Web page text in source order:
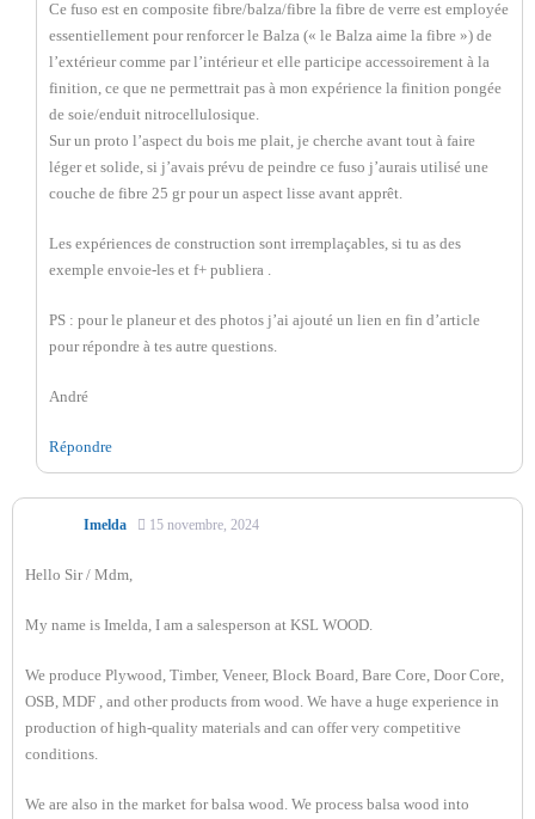
Ce fuso est en composite fibre/balza/fibre la fibre de verre est employée
essentiellement pour renforcer le Balza (« le Balza aime la fibre ») de
l’extérieur comme par l’intérieur et elle participe accessoirement à la
finition, ce que ne permettrait pas à mon expérience la finition pongée
de soie/enduit nitrocellulosique.
Sur un proto l’aspect du bois me plait, je cherche avant tout à faire
léger et solide, si j’avais prévu de peindre ce fuso j’aurais utilisé une
couche de fibre 25 gr pour un aspect lisse avant apprêt.
Les expériences de construction sont irremplaçables, si tu as des
exemple envoie-les et f+ publiera .
PS : pour le planeur et des photos j’ai ajouté un lien en fin d’article
pour répondre à tes autre questions.
André
Répondre
Imelda 15 novembre, 2024
Hello Sir / Mdm,
My name is Imelda, I am a salesperson at KSL WOOD.
We produce Plywood, Timber, Veneer, Block Board, Bare Core, Door Core,
OSB, MDF , and other products from wood. We have a huge experience in
production of high-quality materials and can offer very competitive
conditions.
We are also in the market for balsa wood. We process balsa wood into